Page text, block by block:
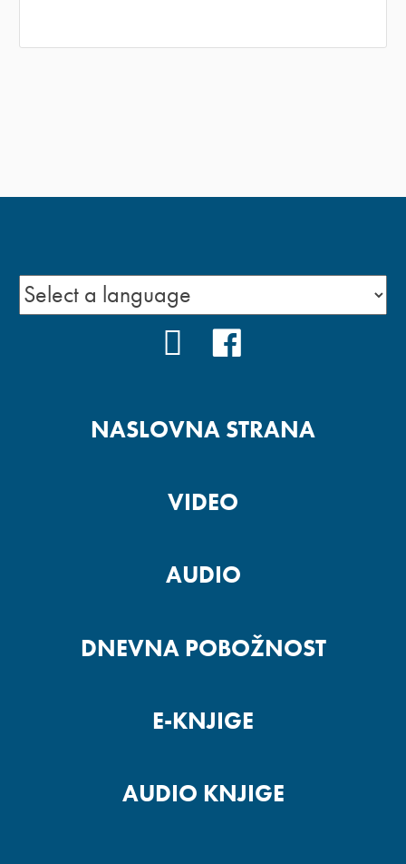
YOUTUBE
NASLOVNA STRANA
VIDEO
AUDIO
DNEVNA POBOŽNOST
E-KNJIGE
AUDIO KNJIGE